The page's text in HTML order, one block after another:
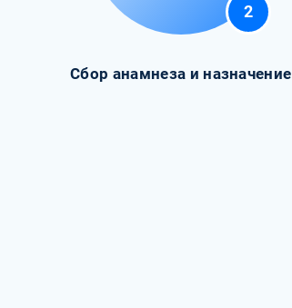
2
Сбор анамнеза и назначение